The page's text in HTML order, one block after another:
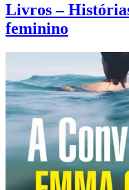
Livros –
feminino